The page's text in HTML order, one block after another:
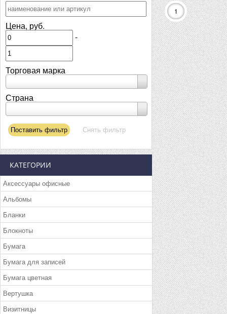
Цена, руб.
-
Торговая марка
Страна
КАТЕГОРИИ
Аксессуары офисные
Альбомы
Бланки
Блокноты
Бумага
Бумага для записей
Бумага цветная
Вертушка
Визитницы
1